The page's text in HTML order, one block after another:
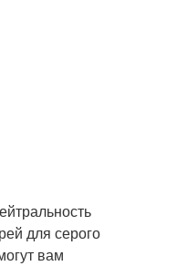
для серого
вам